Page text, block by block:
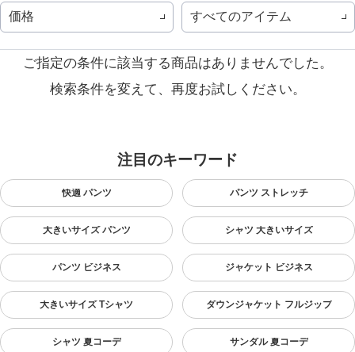
価格 すべてのアイテム
ご指定の条件に該当する商品はありませんでした。
検索条件を変えて、再度お試しください。
注目のキーワード
快適 パンツ パンツ ストレッチ
大きいサイズ パンツ シャツ 大きいサイズ
パンツ ビジネス ジャケット ビジネス
大きいサイズ Tシャツ ダウンジャケット フルジップ
シャツ 夏コーデ サンダル 夏コーデ